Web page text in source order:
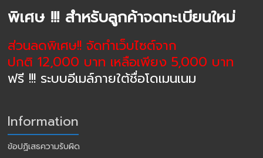
พิเศษ !!! สำหรับลูกค้าจดทะเบียนใหม่
ส่วนลดพิเศษ!! จัดทำเว็บไซต์จาก
ปกติ 12,000 บาท เหลือเพียง 5,000 บาท
ฟรี !!! ระบบอีเมล์ภายใต้ชื่อโดเมนเนม
Information
ข้อปฏิเสธความรับผิด